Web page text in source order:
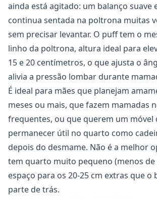
ainda está agitado: um balanço suave
continua sentada na poltrona muitas
sem precisar levantar. O puff tem o
linho da poltrona, altura ideal para
15 e 20 centímetros, o que ajusta o
alivia a pressão lombar durante
É ideal para mães que planejam
meses ou mais, que fazem mamadas
frequentes, ou que querem um móvel
permanecer útil no quarto como
depois do desmame. Não é a melhor
tem quarto muito pequeno (menos de
espaço para os 20-25 cm extras que o
parte de trás.